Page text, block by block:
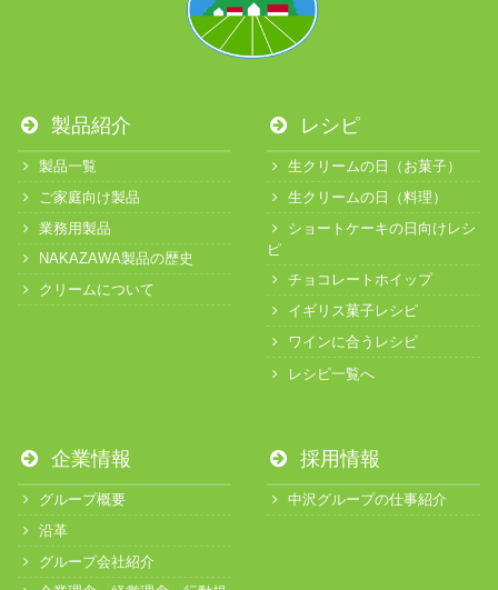
製品紹介
製品一覧
ご家庭向け製品
業務用製品
NAKAZAWA製品の歴史
クリームについて
レシピ
生クリームの日（お菓子）
生クリームの日（料理）
ショートケーキの日向けレシ
ピ
チョコレートホイップ
イギリス菓子レシピ
ワインに合うレシピ
レシピ一覧へ
企業情報
グループ概要
沿革
グループ会社紹介
採用情報
中沢グループの仕事紹介